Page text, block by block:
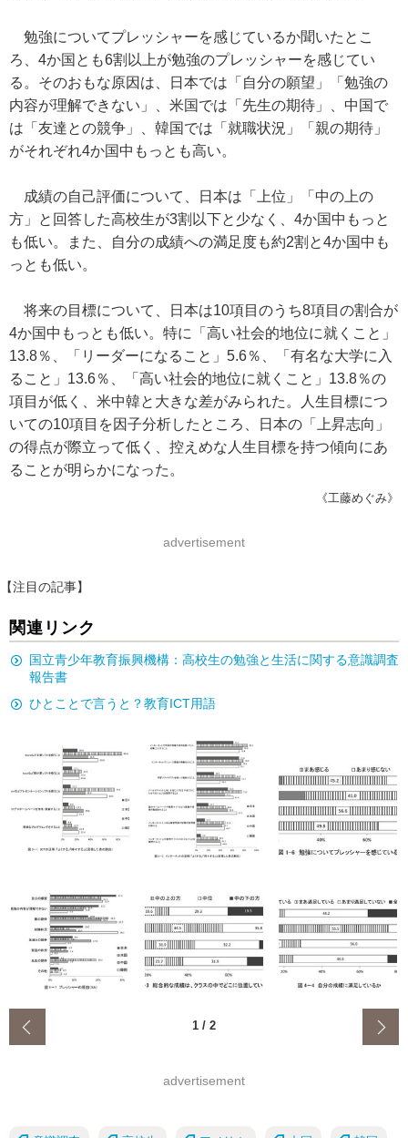
勉強についてプレッシャーを感じているか聞いたとこ
ろ、4か国とも6割以上が勉強のプレッシャーを感じてい
る。そのおもな原因は、日本では「自分の願望」「勉強の
内容が理解できない」、米国では「先生の期待」、中国で
は「友達との競争」、韓国では「就職状況」「親の期待」
がそれぞれ4か国中もっとも高い。
成績の自己評価について、日本は「上位」「中の上の
方」と回答した高校生が3割以下と少なく、4か国中もっと
も低い。また、自分の成績への満足度も約2割と4か国中も
っとも低い。
将来の目標について、日本は10項目のうち8項目の割合が
4か国中もっとも低い。特に「高い社会的地位に就くこと」
13.8％、「リーダーになること」5.6％、「有名な大学に入
ること」13.6％、「高い社会的地位に就くこと」13.8％の
項目が低く、米中韓と大きな差がみられた。人生目標につ
いての10項目を因子分析したところ、日本の「上昇志向」
の得点が際立って低く、控えめな人生目標を持つ傾向にあ
ることが明らかになった。
《工藤めぐみ》
advertisement
【注目の記事】
関連リンク
国立青少年教育振興機構：高校生の勉強と生活に関する意識調査
報告書
ひとことで言うと？教育ICT用語
1 / 2
advertisement